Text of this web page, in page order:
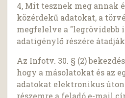
4, Mit tesznek meg annak
közérdekű adatokat, a
megfelelve a "legrövidebb
adatigénylő részére
Az Infotv. 30. § (2)
hogy a másolatokat és az
adatokat elektronikus
részemre a feladó e-mail